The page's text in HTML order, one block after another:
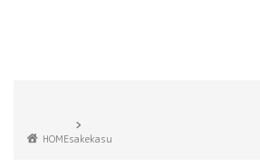
HOMEsakekasu